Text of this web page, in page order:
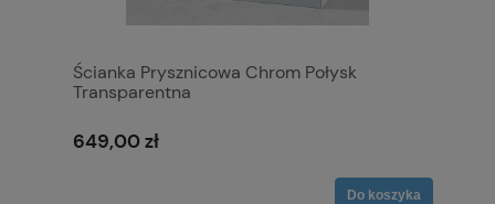
Ścianka Prysznicowa Chrom Połysk
Transparentna
649,00 zł
Do koszyka